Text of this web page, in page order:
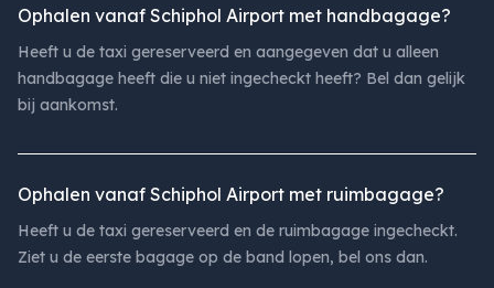
Ophalen vanaf Schiphol Airport met handbagage?
Heeft u de taxi gereserveerd en aangegeven dat u alleen
handbagage heeft die u niet ingecheckt heeft? Bel dan gelijk
bij aankomst.
Ophalen vanaf Schiphol Airport met ruimbagage?
Heeft u de taxi gereserveerd en de ruimbagage ingecheckt.
Ziet u de eerste bagage op de band lopen, bel ons dan.